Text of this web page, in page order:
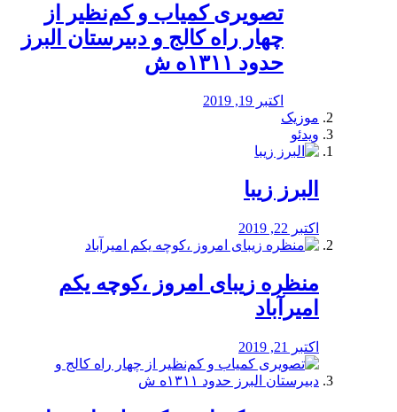
️تصویری کمیاب و کم‌نظیر از
چهار راه كالج و دبيرستان البرز
حدود ۱۳۱۱ه ش
اکتبر 19, 2019
موزیک
ویدئو
البرز زیبا
اکتبر 22, 2019
منظره‌‌ زیبای امروز ،کوچه یکم
امیرآباد
اکتبر 21, 2019